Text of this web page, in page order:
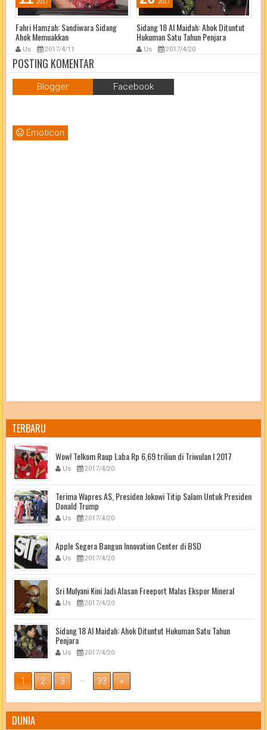
2017
Fahri Hamzah: Sandiwara Sidang
Ahok Memuakkan
Us 2017/4/11
2017
Sidang 18 Al Maidah: Ahok Dituntut
Hukuman Satu Tahun Penjara
Us 2017/4/20
POSTING KOMENTAR
Blogger Facebook
Emoticon
TERBARU
Wow! Telkom Raup Laba Rp 6,69 triliun di Triwulan I 2017
Us 2017/4/20
Terima Wapres AS, Presiden Jokowi Titip Salam Untuk Presiden
Donald Trump
Us 2017/4/20
Apple Segera Bangun Innovation Center di BSD
Us 2017/4/20
Sri Mulyani Kini Jadi Alasan Freeport Malas Ekspor Mineral
Us 2017/4/20
Sidang 18 Al Maidah: Ahok Dituntut Hukuman Satu Tahun
Penjara
Us 2017/4/20
1 2 3 33 »
DUNIA